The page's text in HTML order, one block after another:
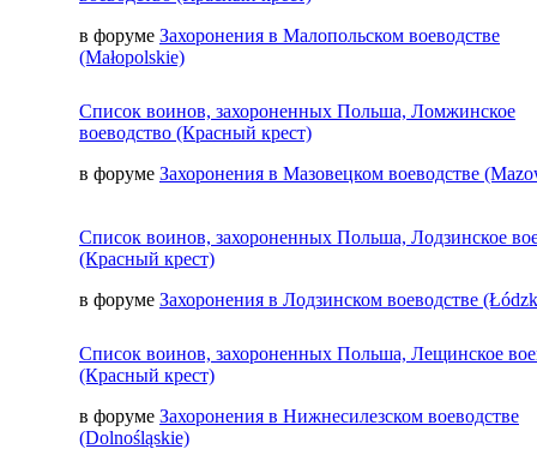
в форуме Захоронения в Малопольском воеводстве
(Małopolskie)
Список воинов, захороненных Польша, Ломжинское
воеводство (Красный крест)
в форуме Захоронения в Мазовецком воеводстве
Список воинов, захороненных Польша, Лодзинское
(Красный крест)
в форуме Захоронения в Лодзинском воеводстве
Список воинов, захороненных Польша, Лещинское
(Красный крест)
в форуме Захоронения в Нижнесилезском воеводстве
(Dolnośląskie)